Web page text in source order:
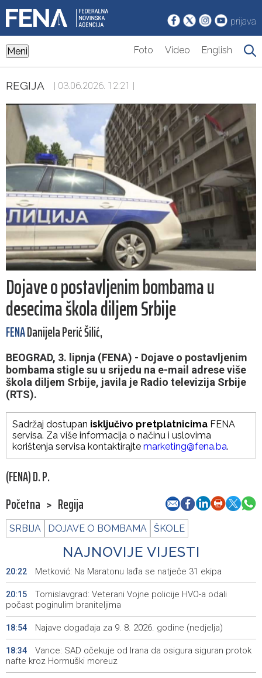
prijava
Meni Foto Video English
REGIJA | 03.06.2026. 12:21 |
Dojave o postavljenim bombama u
desecima škola diljem Srbije
FENADanijela Perić Šilić,
BEOGRAD, 3. lipnja (FENA) - Dojave o postavljenim
bombama stigle su u srijedu na e-mail adrese više
škola diljem Srbije, javila je Radio televizija Srbije
(RTS).
Sadržaj dostupan isključivo pretplatnicima FENA
servisa. Za više informacija o načinu i uslovima
korištenja servisa kontaktirajte marketing@fena.ba.
(FENA) D. P.
Početna > Regija
SRBIJA DOJAVE O BOMBAMA ŠKOLE
NAJNOVIJE VIJESTI
20:22 Metković: Na Maratonu lađa se natječe 31 ekipa
20:15
Tomislavgrad: Veterani Vojne policije HVO-a odali
počast poginulim braniteljima
18:54 Najave događaja za 9. 8. 2026. godine (nedjelja)
18:34
Vance: SAD očekuje od Irana da osigura siguran protok
nafte kroz Hormuški moreuz